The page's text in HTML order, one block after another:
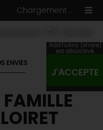
Chargement ...
MADE IN LOIRET
ENVIES
FAMILLE
AddToAny (share)
est désactivé.
J'ACCEPTE